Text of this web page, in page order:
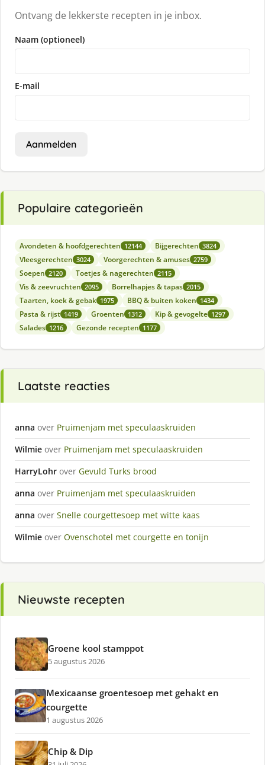
Ontvang de lekkerste recepten in je inbox.
Naam (optioneel)
E-mail
Aanmelden
Populaire categorieën
Avondeten & hoofdgerechten 12144 Bijgerechten 3824
Vleesgerechten 3024 Voorgerechten & amuses 2759
Soepen 2120 Toetjes & nagerechten 2115
Vis & zeevruchten 2095 Borrelhapjes & tapas 2015
Taarten, koek & gebak 1975 BBQ & buiten koken 1434
Pasta & rijst 1419 Groenten 1312 Kip & gevogelte 1297
Salades 1216 Gezonde recepten 1177
Laatste reacties
anna over Pruimenjam met speculaaskruiden
Wilmie over Pruimenjam met speculaaskruiden
HarryLohr over Gevuld Turks brood
anna over Pruimenjam met speculaaskruiden
anna over Snelle courgettesoep met witte kaas
Wilmie over Ovenschotel met courgette en tonijn
Nieuwste recepten
Groene kool stamppot
5 augustus 2026
Mexicaanse groentesoep met gehakt en
courgette
1 augustus 2026
Chip & Dip